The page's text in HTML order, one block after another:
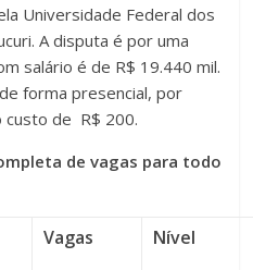
Universidade Federal dos
A disputa é por uma
salário é de R$ 19.440 mil.
forma presencial, por
custo de R$ 200.
de vagas para todo
Vagas Nível